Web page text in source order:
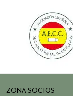
ZONA SOCIOS